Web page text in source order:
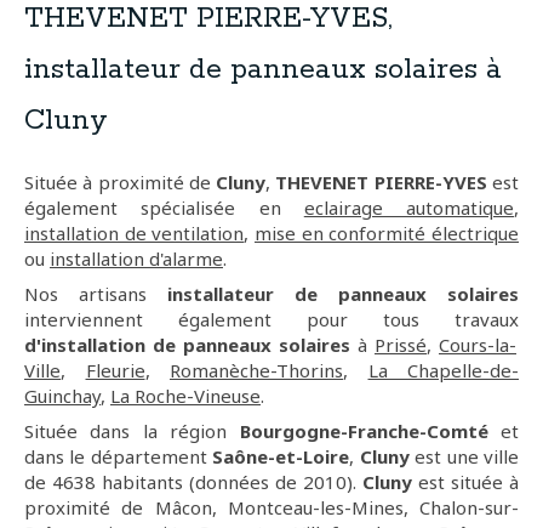
THEVENET PIERRE-YVES,
installateur de panneaux solaires à
Cluny
Située à proximité de Cluny, THEVENET PIERRE-YVES est
également spécialisée en eclairage automatique,
installation de ventilation, mise en conformité électrique
ou installation d'alarme.
Nos artisans installateur de panneaux solaires
interviennent également pour tous travaux
d'installation de panneaux solaires à Prissé, Cours-la-
Ville, Fleurie, Romanèche-Thorins, La Chapelle-de-
Guinchay, La Roche-Vineuse.
Située dans la région Bourgogne-Franche-Comtéet
dans le département Saône-et-Loire, Clunyest une ville
de 4638 habitants (données de 2010). Cluny est située à
proximité de Mâcon, Montceau-les-Mines, Chalon-sur-